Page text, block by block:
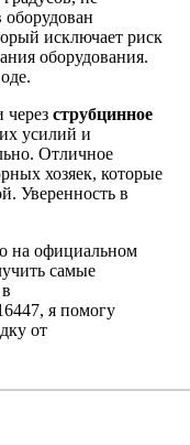
исключает риск
оборудования.
струбцинное
усилий и
Отличное
хозяек, которые
Уверенность в
на официальном
самые
я помогу
от